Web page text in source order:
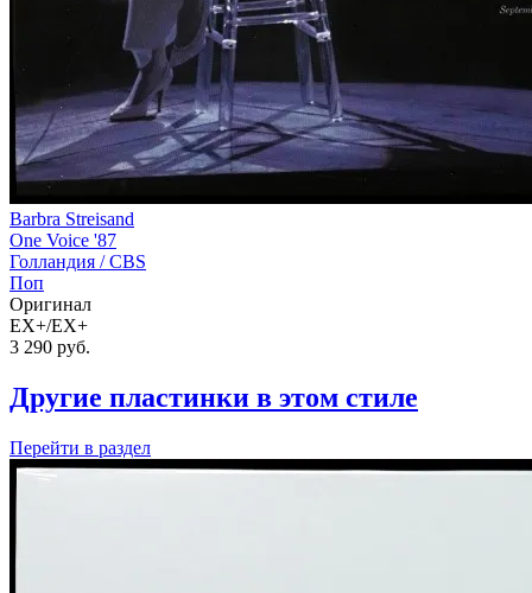
Barbra Streisand
One Voice '87
Голландия /CBS
Поп
Оригинал
EX+/EX+
3 290 руб.
Другие пластинки в этом стиле
Перейти в раздел